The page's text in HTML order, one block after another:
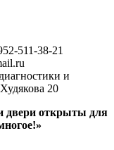
511-38-21
и
20
двери открыты для